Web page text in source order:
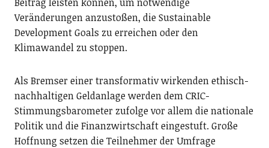
Veränderungen anzustoßen, die Sustainable
Development Goals zu erreichen oder den
Klimawandel zu stoppen.
Als Bremser einer transformativ wirkenden ethisch-
nachhaltigen Geldanlage werden dem CRIC-
Stimmungsbarometer zufolge vor allem die nationale
Politik und die Finanzwirtschaft eingestuft. Große
Hoffnung setzen die Teilnehmer der Umfrage